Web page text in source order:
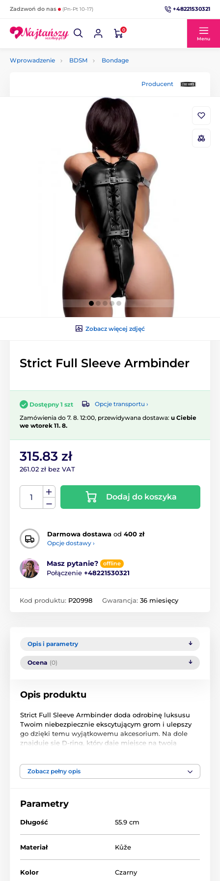
Zadzwoń do nas (Pn-Pt 10-17) +48221530321
0
Menu
Wprowadzenie BDSM Bondage
Producent
Zobacz więcej zdjęć
Strict Full Sleeve Armbinder
Dostępny 1 szt
Opcje transportu ›
Zamówienia do 7. 8. 12:00, przewidywana dostawa: u Ciebie
we wtorek 11. 8.
315.83 zł
261.02 zł bez VAT
Dodaj do koszyka
Darmowa dostawa od 400 zł
Opcje dostawy ›
Masz pytanie? offline
Połączenie +48221530321
Kod produktu: P20998 Gwarancja: 36 miesięcy
Opis i parametry
Ocena (0)
Opis produktu
Strict Full Sleeve Armbinder doda odrobinę luksusu
Twoim niebezpiecznie ekscytującym grom i ulepszy
go dzięki temu wyjątkowemu akcesorium. Na dole
znajduje się D-ring, który daje miejsce na twoją
skutecznie zaciśnięte na Twoim niewolniku jak nigdy
dotąd, dodatkowo wszystkie paski mają regulowaną
gwarantowany.
plecami
elegancki, wydajny, luksusowy i wygodny
regulowana długość paska
pakietu)
Zobacz pełny opis
Parametry
Długość 55.9 cm
Materiał Kůže
Kolor Czarny